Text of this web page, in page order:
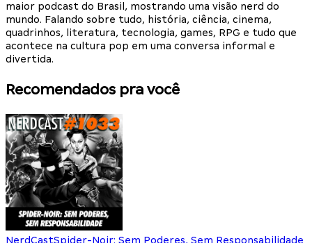
maior podcast do Brasil, mostrando uma visão nerd do
mundo. Falando sobre tudo, história, ciência, cinema,
quadrinhos, literatura, tecnologia, games, RPG e tudo que
acontece na cultura pop em uma conversa informal e
divertida.
Recomendados pra você
NerdCastSpider-Noir: Sem Poderes, Sem Responsabilidade